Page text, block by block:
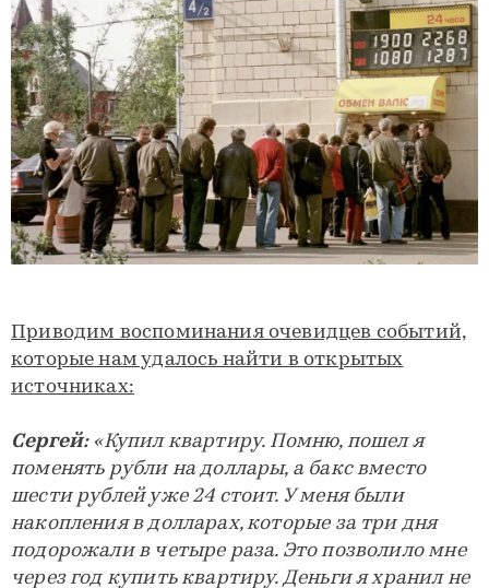
Приводим воспоминания очевидцев событий,
которые нам удалось найти в открытых
источниках:
Сергей: «Купил квартиру. Помню, пошел я
поменять рубли на доллары, а бакс вместо
шести рублей уже 24 стоит. У меня были
накопления в долларах, которые за три дня
подорожали в четыре раза. Это позволило мне
через год купить квартиру. Деньги я хранил не